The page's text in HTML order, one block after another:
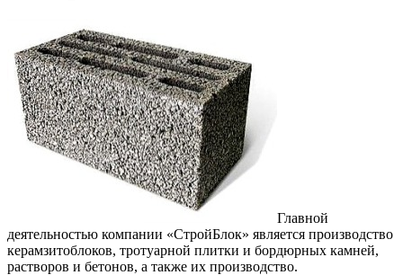
Главной
деятельностью компании «СтройБлок» является производство
керамзитоблоков, тротуарной плитки и бордюрных камней,
растворов и бетонов, а также их производство.